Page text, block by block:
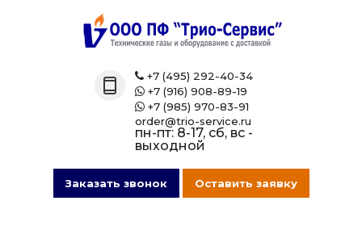
Назад
Технические газы
Азот
Газовые баллоны
016 Сварочная проволока
+7 (495) 292-40-34
+7 (916) 908-89-19
+7 (985) 970-83-91
order@trio-service.ru
пн-пт: 8-17, сб, вс -
выходной
Заказать звонок Оставить заявку